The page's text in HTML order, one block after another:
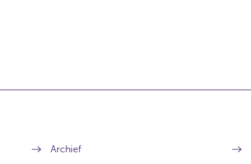
Archief